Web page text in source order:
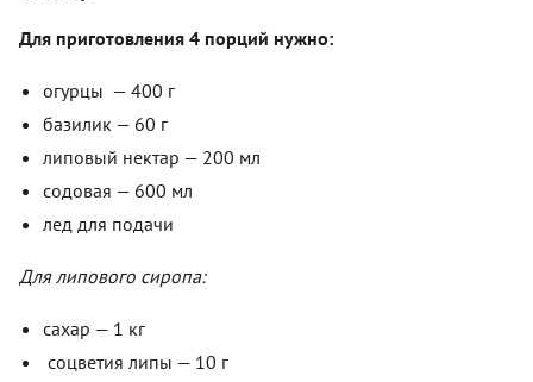
Для приготовления 4 порций нужно:
огурцы — 400 г
базилик — 60 г
липовый нектар — 200 мл
содовая — 600 мл
лед для подачи
Для липового сиропа:
сахар — 1 кг
соцветия липы — 10 г